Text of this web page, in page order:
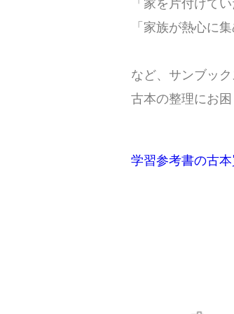
「家族が熱心に
など、サンブッ
古本の整理にお
学習参考書の古本